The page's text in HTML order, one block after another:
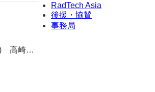
高崎…
RadTech Asia
後援・協賛
事務局